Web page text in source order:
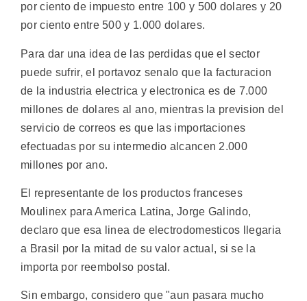
por ciento de impuesto entre 100 y 500 dolares y 20
por ciento entre 500 y 1.000 dolares.
Para dar una idea de las perdidas que el sector
puede sufrir, el portavoz senalo que la facturacion
de la industria electrica y electronica es de 7.000
millones de dolares al ano, mientras la prevision del
servicio de correos es que las importaciones
efectuadas por su intermedio alcancen 2.000
millones por ano.
El representante de los productos franceses
Moulinex para America Latina, Jorge Galindo,
declaro que esa linea de electrodomesticos llegaria
a Brasil por la mitad de su valor actual, si se la
importa por reembolso postal.
Sin embargo, considero que "aun pasara mucho